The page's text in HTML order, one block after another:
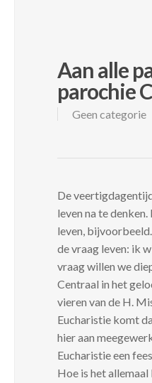
Aan alle
parochie
Geen categorie
De
leven na te
leven,
de vraag leven: ik
vraag willen we
Centraal in het
vieren van de H.
Eucharistie komt
hier aan
Eucharistie een
Hoe is het allemaal